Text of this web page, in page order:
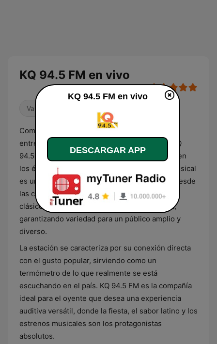
KQ 94.5 FM en vivo
Variado
Como una referencia indiscutible del
entretenimiento musical en Santo Domingo, KQ
94.5 FM ofrece una plataforma donde convergen
los éxitos masivos del momento. Su parrilla musical
es una colección curada de "hits", abarcando desde
las canciones que dominan las calles hasta los
clásicos tropicales que nunca pasan de moda,
garantizando variedad para un público amplio y
diverso.
La estación se caracteriza por su conexión directa
con el gusto popular, sirviendo como un
termómetro de lo que realmente se está
escuchando en el país. KQ 94.5 FM es la compañía
ideal para el oyente que desea una experiencia
auditiva versátil, donde la fiesta, el sabor latino y los
estrenos musicales son los protagonistas
absolutos.
KQ 94.5 FM en vivo
DESCARGAR APP